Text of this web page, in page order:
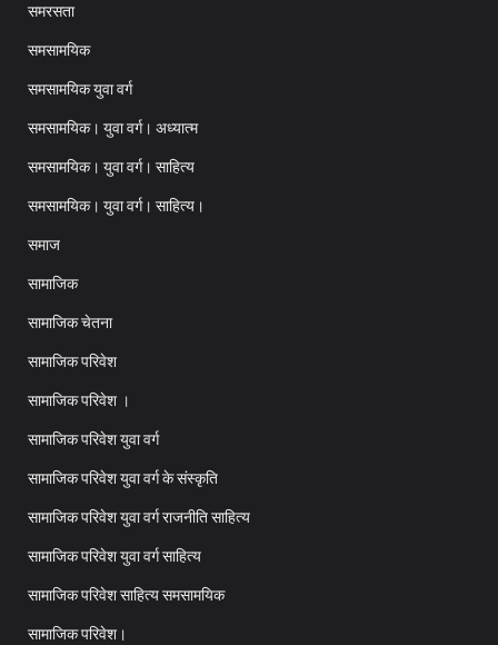
समरसता
समसामयिक
समसामयिक युवा वर्ग
समसामयिक। युवा वर्ग। अध्यात्म
समसामयिक। युवा वर्ग। साहित्य
समसामयिक। युवा वर्ग। साहित्य।
समाज
सामाजिक
सामाजिक चेतना
सामाजिक परिवेश
सामाजिक परिवेश ।
सामाजिक परिवेश युवा वर्ग
सामाजिक परिवेश युवा वर्ग के संस्कृति
सामाजिक परिवेश युवा वर्ग राजनीति साहित्य
सामाजिक परिवेश युवा वर्ग साहित्य
सामाजिक परिवेश साहित्य समसामयिक
सामाजिक परिवेश।